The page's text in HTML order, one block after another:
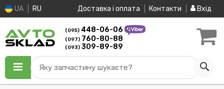
UA RU Доставка і оплата Контакти Вхід
(095) 448-06-06
(097) 760-80-88
(093) 309-89-89
Яку запчастину шукаєте?